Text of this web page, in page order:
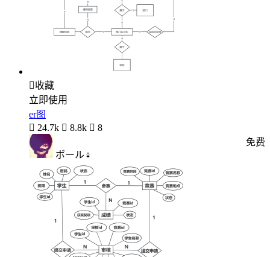
收藏
立即使用
er图
 24.7k  8.8k  8
ボール♀
免费